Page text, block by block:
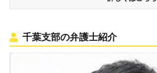
千葉支部の弁護士紹介